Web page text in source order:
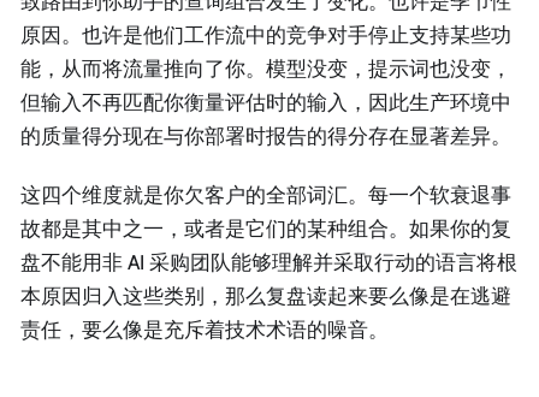
原因。也许是他们工作流中的竞争对手停止支持某些功
能，从而将流量推向了你。模型没变，提示词也没变，
但输入不再匹配你衡量评估时的输入，因此生产环境中
的质量得分现在与你部署时报告的得分存在显著差异。
这四个维度就是你欠客户的全部词汇。每一个软衰退事
故都是其中之一，或者是它们的某种组合。如果你的复
盘不能用非 AI 采购团队能够理解并采取行动的语言将根
本原因归入这些类别，那么复盘读起来要么像是在逃避
责任，要么像是充斥着技术术语的噪音。